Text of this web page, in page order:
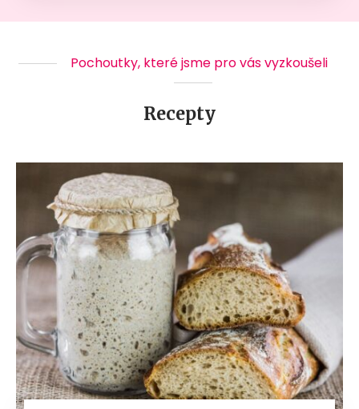
Pochoutky, které jsme pro vás vyzkoušeli
Recepty